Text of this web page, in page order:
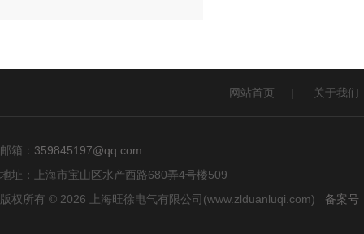
网站首页 | 关于我们
邮箱： 359845197@qq.com
地址：上海市宝山区水产西路680弄4号楼509
版权所有 © 2026 上海旺徐电气有限公司(www.zlduanluqi.com) 备案号